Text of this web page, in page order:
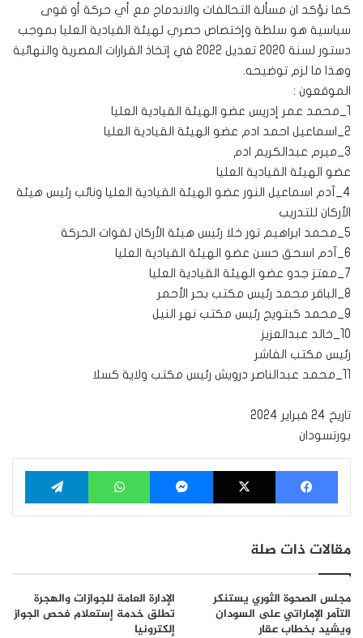
كما نؤكد ان مسألة التحالفات والاندماج مع أي حركة أو قوى
سياسية هو سلطة وإختصاص حصري لهيئة القيادية العليا بموجب
دستور لسنة 2020 تعديل 2022 في إتخاذ القرارات المصرية والنهائية
وهذا ما لزم توضيحه.
الموقعون :
1_محمد عمر إدريس عضو الهيئة القيادية العليا
2_اسماعيل احمد ادم عضو الهيئة القيادية العليا
3_ميرم عبدالكريم ادم
عضو الهيئة القيادية العليا
4_آدم اسماعيل النور عضو الهيئة القيادية العليا ونائب رئيس هيئة
الأركان للتدريب
5_محمد ابراهيم تور خلا رئيس هيئة الأركان لقوات الحركة
6_آدم اسحق حسن عضو الهيئة القيادية العليا
7_معتز جدو عضو الهيئة القيادية العليا
8_الباقر محمد رئيس مكتب بحر الأحمر
9_محمد كبتويج رئيس مكتب نهر النيل
10_خالد عبدالعزيز
رئيس مكتب الفاشر
11_محمد عبدالناصر درويش رئيس مكتب ولاية كسلا
تاريخ 24 فبراير 2024
بورتسودان
فيسبوك ‫X ماسنجر واتساب
مقالات ذات صلة
مجلس الصحوة الثوري يستنكر
التآمر الإماراتي على السودان
ويشيد بخطاب عقار
الإدارة العامة للجوازات والهجرة
تطلق خدمة إستعلام فحص الجواز
إلكترونيا